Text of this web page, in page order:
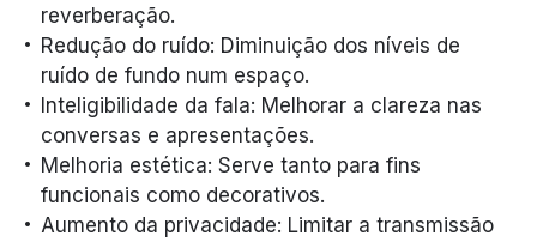
reverberação.
Redução do ruído: Diminuição dos níveis de
ruído de fundo num espaço.
Inteligibilidade da fala: Melhorar a clareza nas
conversas e apresentações.
Melhoria estética: Serve tanto para fins
funcionais como decorativos.
Aumento da privacidade: Limitar a transmissão